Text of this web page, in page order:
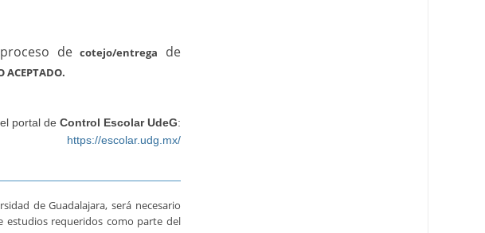
decotejo/entrega
de
ACEPTADO.
portal de Control Escolar UdeG:
https://escolar.udg.mx/
de Guadalajara, será necesario
estudios requeridos como parte del